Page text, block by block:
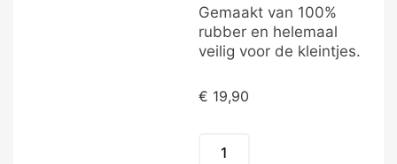
Gemaakt van 100%
rubber en helemaal
veilig voor de kleintjes.
€ 19,90